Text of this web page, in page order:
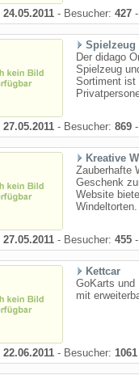
24.05.2011 - Besucher: 427
Spielzeug
Der didago
Spielzeug
Sortiment ist
27.05.2011 - Besucher: 869
Kreative
Zauberhafte
Geschenk
Website
Windeltorten.
27.05.2011 - Besucher: 455
Kettcar
GoKarts und
mit
22.06.2011 - Besucher: 1061